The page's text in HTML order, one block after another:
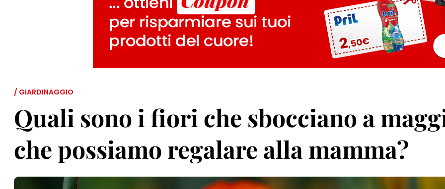
/ GIARDINAGGIO
Quali sono i fiori che sbocciano a
che possiamo regalare alla mamma?